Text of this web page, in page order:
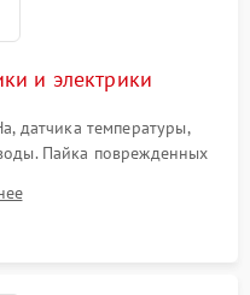
и электрики
датчика температуры,
Пайка поврежденных
и контактов.